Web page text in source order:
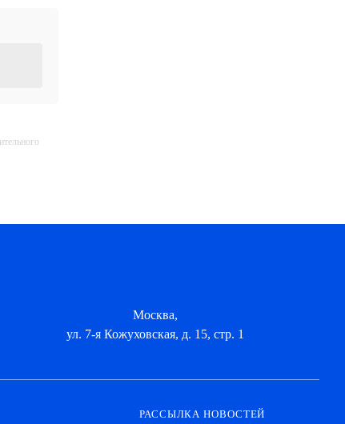
Москва,
ул. 7-я Кожуховская, д. 15, стр. 1
РАССЫЛКА НОВОСТЕЙ